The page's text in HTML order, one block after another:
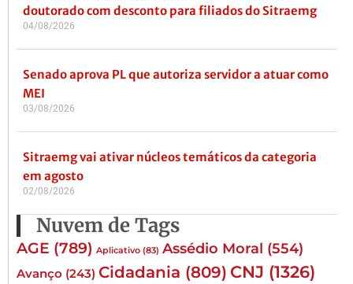
doutorado com desconto para filiados do Sitraemg
04/08/2026
Senado aprova PL que autoriza servidor a atuar como
MEI
03/08/2026
Sitraemg vai ativar núcleos temáticos da categoria
em agosto
02/08/2026
Nuvem de Tags
AGE (789) Aplicativo (83) Assédio Moral (554)
Avanço (243) Cidadania (809) CNJ (1326)